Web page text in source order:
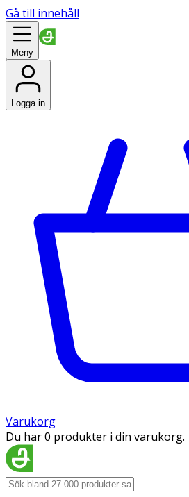
Gå till innehåll
Meny
Logga in
Varukorg
Du har 0 produkter i din varukorg.